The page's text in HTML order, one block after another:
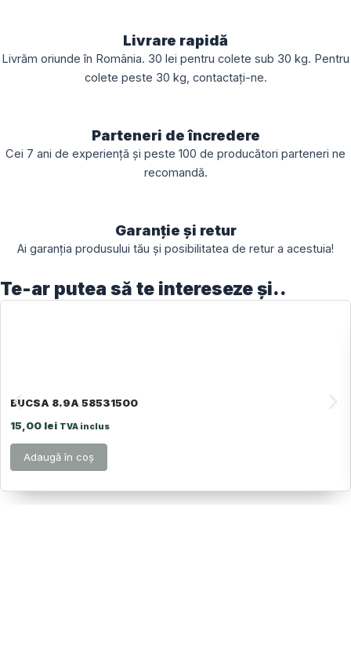
Livrare rapidă
Livrăm oriunde în România. 30 lei pentru colete sub 30 kg. Pentru
colete peste 30 kg, contactați-ne.
Parteneri de încredere
Cei 7 ani de experiență și peste 100 de producători parteneri ne
recomandă.
Garanție și retur
Ai garanția produsului tău și posibilitatea de retur a acestuia!
Te-ar putea să te intereseze și..
BUCSA 8.9A 58531500
15,00 lei TVA inclus
Adaugă în coș